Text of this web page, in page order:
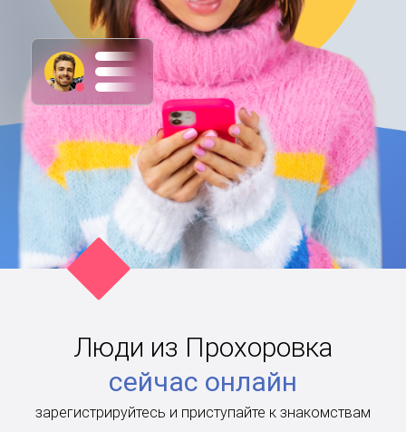
Люди из Прохоровка
сейчас онлайн
зарегистрируйтесь и приступайте к знакомствам